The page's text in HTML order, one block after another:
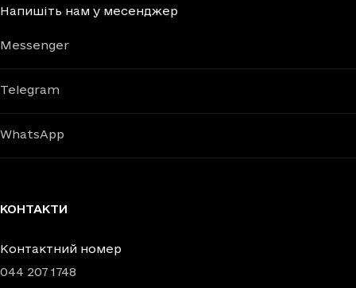
Напишіть нам у месенджер
Messenger
Telegram
WhatsApp
КОНТАКТИ
Контактний номер
044 207 1748